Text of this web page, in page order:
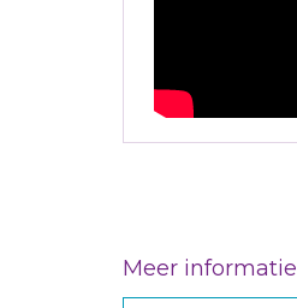
Meer informatie